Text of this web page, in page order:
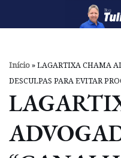
o
conteúdo
Início»LAGARTIXA CHAMA
DESCULPAS PARA EVITAR